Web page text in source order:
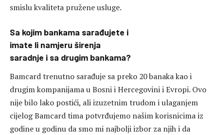
smislu kvaliteta pružene usluge.
Sa kojim bankama sarađujete i
imate li namjeru širenja
saradnje i sa drugim bankama?
Bamcard trenutno sarađuje sa preko 20 banaka kao i
drugim kompanijama u Bosni i Hercegovini i Evropi. Ovo
nije bilo lako postići, ali izuzetnim trudom i ulaganjem
cijelog Bamcard tima potvrđujemo našim korisnicima iz
godine u godinu da smo mi najbolji izbor za njih i da